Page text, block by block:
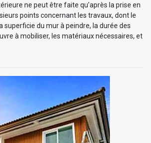
ne peut être faite qu’après la prise en
points concernant les travaux, dont le
superficie du mur à peindre, la durée des
à mobiliser, les matériaux nécessaires, et